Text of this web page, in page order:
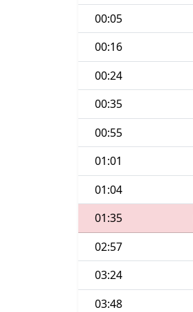
00:05
00:16
00:24
00:35
00:55
01:01
01:04
01:35
02:57
03:24
03:48